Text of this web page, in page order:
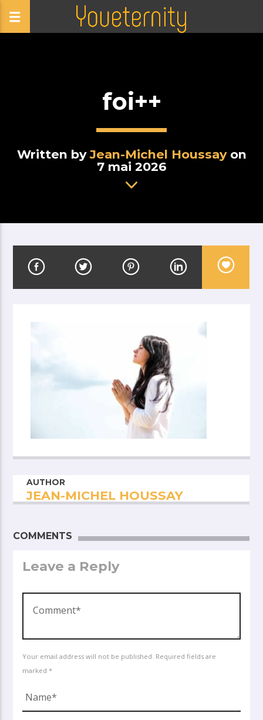
foi++
Written byJean-Michel Houssayon
7 mai 2026
AUTHOR
JEAN-MICHEL HOUSSAY
COMMENTS
Leave a Reply
Your email address will not be published. Required fields are
marked *